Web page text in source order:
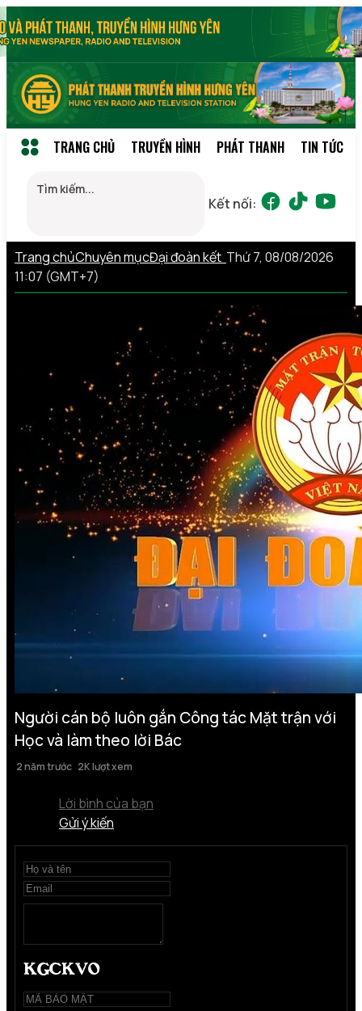
TRANG CHỦ TRUYỀN HÌNH PHÁT THANH TIN TỨC
Kết nối:
Trang chủChuyên mụcĐại đoàn kết Thứ 7, 08/08/2026
11:07 (GMT+7)
Người cán bộ luôn gắn Công tác Mặt trận với
Học và làm theo lời Bác
2 năm trước 2K lượt xem
Lời bình của bạn
Gửi ý kiến